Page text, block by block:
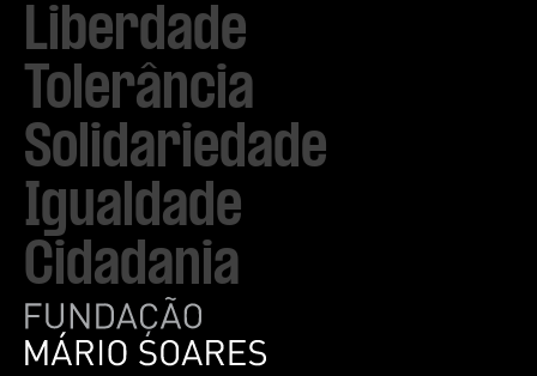
Liberdade
Tolerância
Solidariedade
Igualdade
Cidadania